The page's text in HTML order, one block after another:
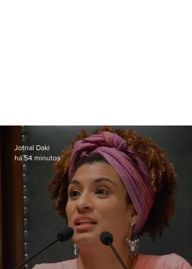
Jornal Daki
há 54 minutos